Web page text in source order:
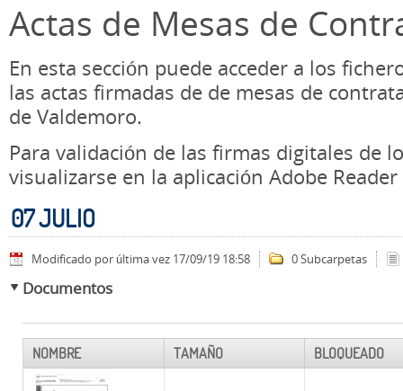
Actas de Mesas de
En esta sección puede acceder a los
las actas firmadas de de mesas de
de Valdemoro.
Para validación de las firmas digitales de
visualizarse en la aplicación Adobe Reader
07 JULIO
Modificado por última vez 17/09/19 18:58 0 Subcarpetas
Documentos
NOMBRE TAMAÑO BLOQUEADO